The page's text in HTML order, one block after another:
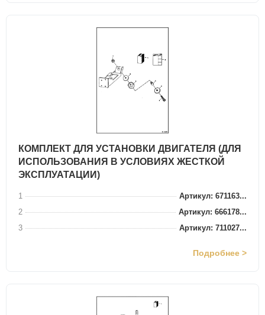
КОМПЛЕКТ ДЛЯ УСТАНОВКИ ДВИГАТЕЛЯ (ДЛЯ
ИСПОЛЬЗОВАНИЯ В УСЛОВИЯХ ЖЕСТКОЙ
ЭКСПЛУАТАЦИИ)
1
Артикул: 671163...
2
Артикул: 666178...
3
Артикул: 711027...
Подробнее >